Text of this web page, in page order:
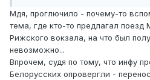
Мдя, проглючило - почему-то
тема, где кто-то предлагал поезд
Рижского вокзала, на что был
невозможно...
Впрочем, судя по тому, что инфу
Белорусских опровергли -